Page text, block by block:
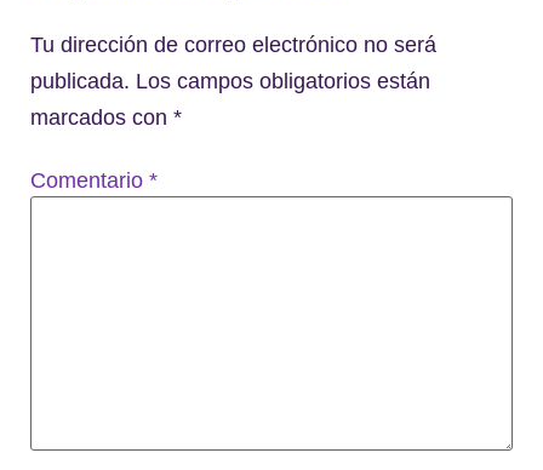
Tu dirección de correo electrónico no será
publicada. Los campos obligatorios están
marcados con *
Comentario *